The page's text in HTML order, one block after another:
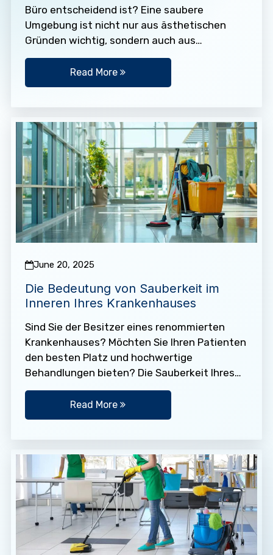
Büro entscheidend ist? Eine saubere
Umgebung ist nicht nur aus ästhetischen
Gründen wichtig, sondern auch aus
hygienischen Gründen unerlässlich. Sie
sollten sich so…
Read More
June 20, 2025
Die Bedeutung von Sauberkeit im
Inneren Ihres Krankenhauses
Sind Sie der Besitzer eines renommierten
Krankenhauses? Möchten Sie Ihren Patienten
den besten Platz und hochwertige
Behandlungen bieten? Die Sauberkeit Ihres
Krankenhauses ist von entscheidender
Bedeutung. Wenn die Räume nicht…
Read More